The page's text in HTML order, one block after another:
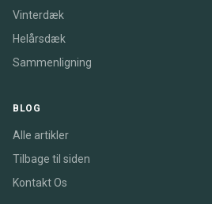
Vinterdæk
Helårsdæk
Sammenligning
BLOG
Alle artikler
Tilbage til siden
Kontakt Os